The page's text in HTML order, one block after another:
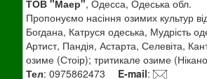
ТОВ "Маер", Одесса, Одеська обл.
Пропонуємо насіння озимих культур
Богдана, Катруся одеська, Мудрість
Артист, Пандія, Астарта, Селевіта,
озиме (Стоір); тритикале озиме
Тел: 0975862473 E-mail: